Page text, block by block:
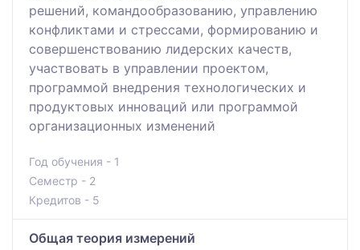
решений, командообразованию, управлению
конфликтами и стрессами, формированию и
совершенствованию лидерских качеств,
участвовать в управлении проектом,
программой внедрения технологических и
продуктовых инноваций или программой
организационных изменений
Год обучения - 1
Семестр - 2
Кредитов - 5
Общая теория измерений